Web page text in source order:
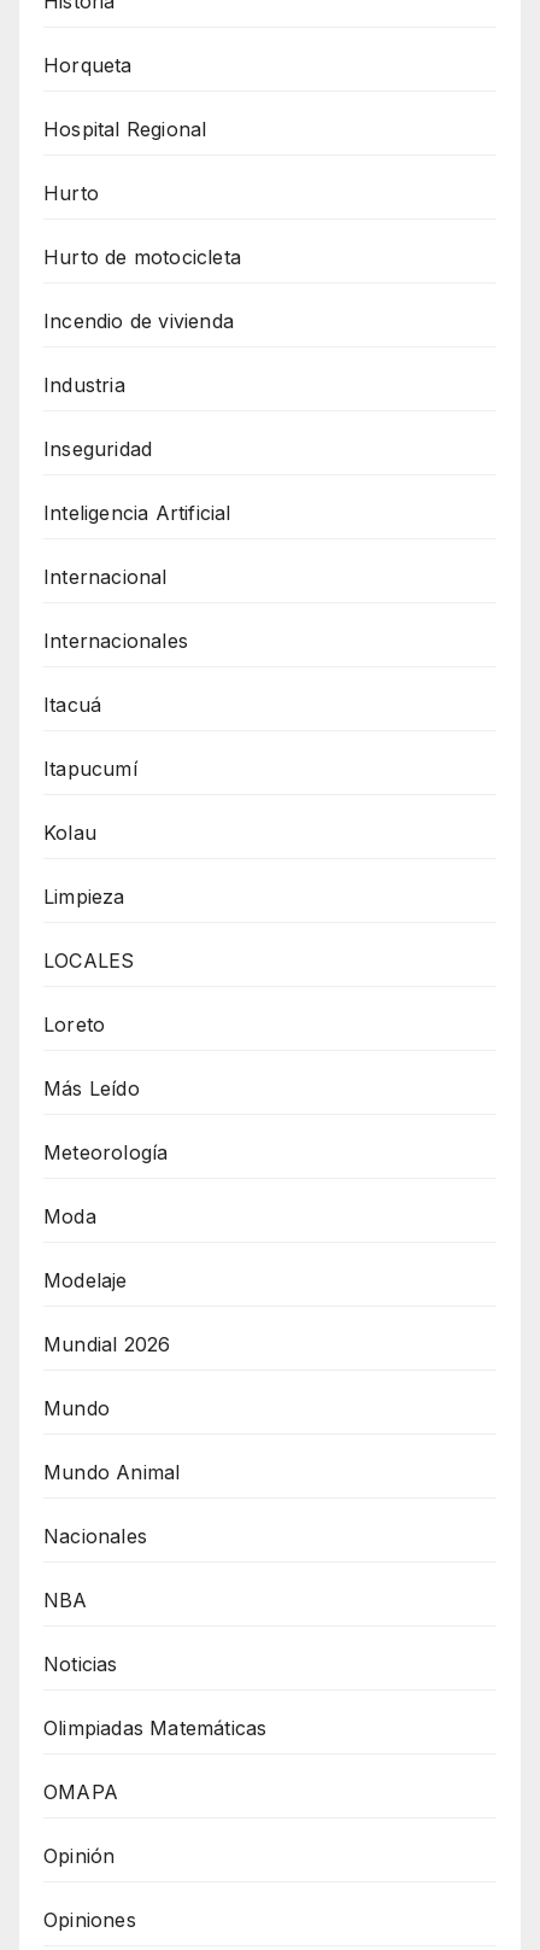
Horqueta
Hospital Regional
Hurto
Hurto de motocicleta
Incendio de vivienda
Industria
Inseguridad
Inteligencia Artificial
Internacional
Internacionales
Itacuá
Itapucumí
Kolau
Limpieza
LOCALES
Loreto
Más Leído
Meteorología
Moda
Modelaje
Mundial 2026
Mundo
Mundo Animal
Nacionales
NBA
Noticias
Olimpiadas Matemáticas
OMAPA
Opinión
Opiniones